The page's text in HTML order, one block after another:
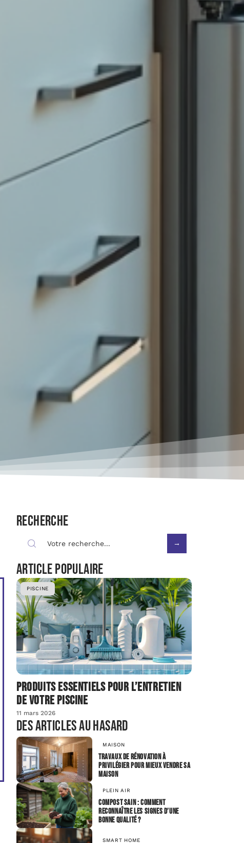
Recherche
Article populaire
PISCINE
Produits essentiels pour l’entretien
de votre piscine
11 mars 2026
Des articles au hasard
MAISON
Travaux de rénovation à
privilégier pour mieux vendre sa
maison
PLEIN AIR
Compost sain : comment
reconnaître les signes d’une
bonne qualité ?
SMART HOME